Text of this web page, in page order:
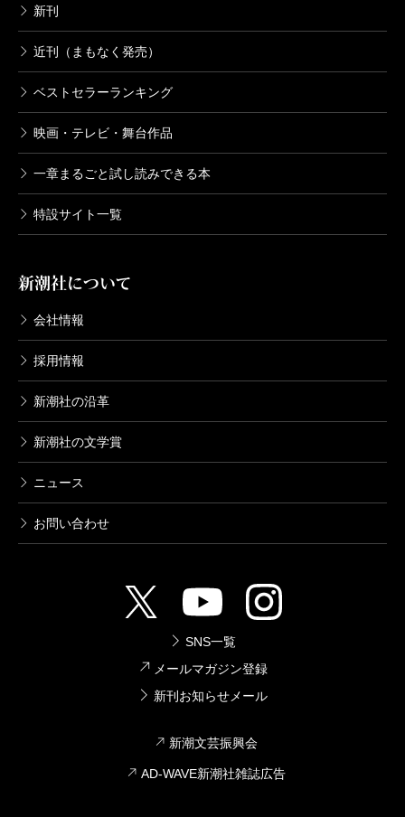
新刊
近刊（まもなく発売）
ベストセラーランキング
映画・テレビ・舞台作品
一章まるごと試し読みできる本
特設サイト一覧
新潮社について
会社情報
採用情報
新潮社の沿革
新潮社の文学賞
ニュース
お問い合わせ
SNS一覧
メールマガジン登録
新刊お知らせメール
新潮文芸振興会
AD-WAVE新潮社雑誌広告